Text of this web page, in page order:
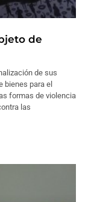
de
de sus
bienes para el
formas de violencia
las